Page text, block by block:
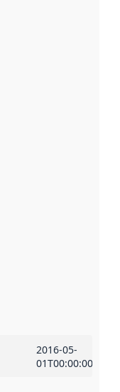
i dette
2016-05-
01T00:00:00Z